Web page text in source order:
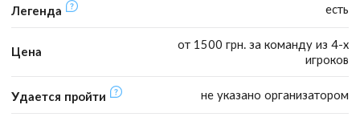
Легенда есть
Цена
от 1500 грн. за команду из 4-х
игроков
Удается пройти не указано организатором